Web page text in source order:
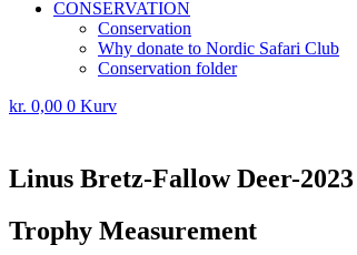
CONSERVATION
Conservation
Why donate to Nordic Safari Club
Conservation folder
kr. 0,00 0 Kurv
Linus Bretz-Fallow Deer-2023
Trophy Measurement